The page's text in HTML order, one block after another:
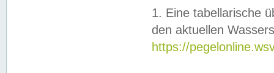
1. Eine tabellarische
den aktuellen
https://